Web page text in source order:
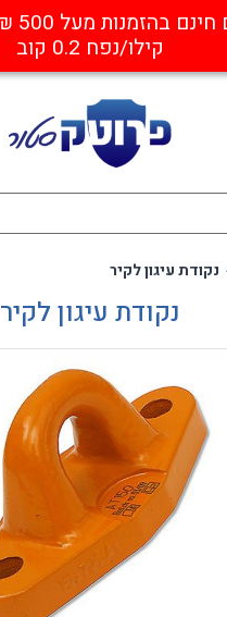
קילו/נפח 0.2 קוב
נקודת עיגון לקיר
נקודת עיגון לקיר